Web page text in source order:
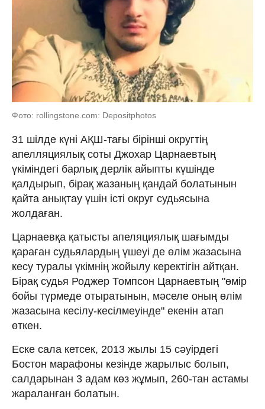
Фото: rollingstone.com: Depositphotos
31 шілде күні АҚШ-тағы бірінші округтің
апелляциялық соты Джохар Царнаевтың
үкіміндегі барлық дерлік айыпты күшінде
қалдырып, бірақ жазаның қандай болатынын
қайта анықтау үшін істі округ судьясына
жолдаған.
Царнаевқа қатысты апеляциялық шағымды
қараған судьялардың үшеуі де өлім жазасына
кесу туралы үкімнің жойылу керектігін айтқан.
Бірақ судья Роджер Томпсон Царнаевтың "өмір
бойы түрмеде отыратынын, мәселе оның өлім
жазасына кесілу-кесілмеуінде" екенін атап
өткен.
Еске сала кетсек, 2013 жылы 15 сәуірдегі
Бостон марафоны кезінде жарылыс болып,
салдарынан 3 адам көз жұмып, 260-тан астамы
жараланған болатын.